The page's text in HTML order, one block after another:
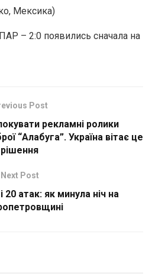
Мексика)
– 2:0 появились сначала на
Post
рекламні ролики
“Алабуга”. Україна вітає це
рішення
Next Post
20 атак: як минула ніч на